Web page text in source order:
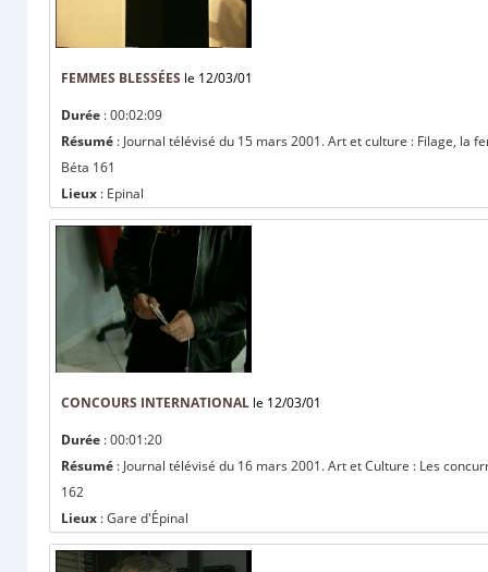
FEMMES BLESSÉES le 12/03/01
Durée : 00:02:09
Résumé : Journal télévisé du 15 mars 2001. Art et culture : Filage, la
Béta 161
Lieux : Epinal
CONCOURS INTERNATIONAL le 12/03/01
Durée : 00:01:20
Résumé : Journal télévisé du 16 mars 2001. Art et Culture : Les
162
Lieux : Gare d'Épinal